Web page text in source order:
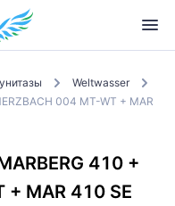
Weltwasser
004 MT-WT + MAR
410 +
+ MAR 410 SE